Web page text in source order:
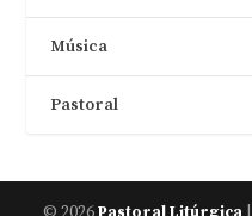
Música
Pastoral
Pastoral Litúrgica